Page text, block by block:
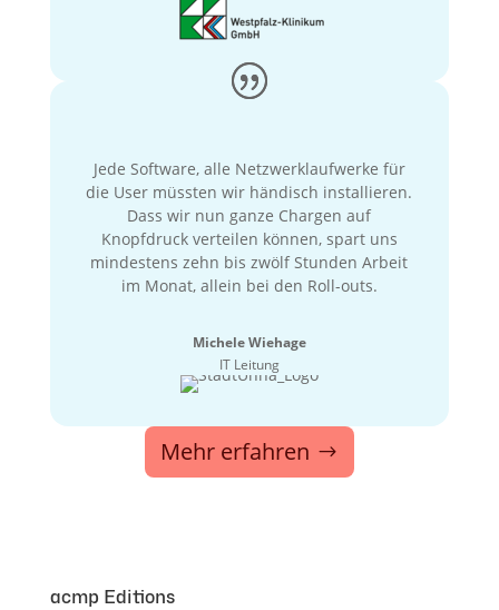
Jede Software, alle Netzwerklaufwerke für
die User müssten wir händisch installieren.
Dass wir nun ganze Chargen auf
Knopfdruck verteilen können, spart uns
mindestens zehn bis zwölf Stunden Arbeit
im Monat, allein bei den Roll-outs.
Michele Wiehage
IT Leitung
Mehr erfahren
acmp Editions